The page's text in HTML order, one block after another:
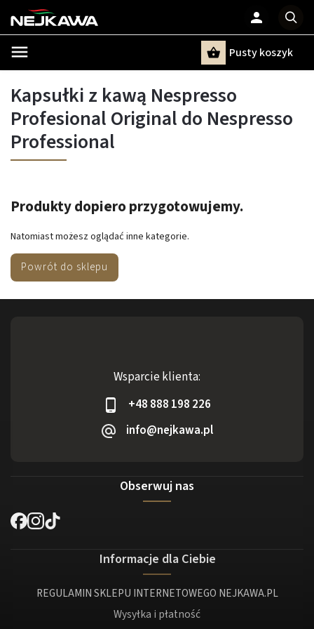
Pusty koszyk
Kapsułki z kawą Nespresso
Profesional Original do Nespresso
Professional
Produkty dopiero przygotowujemy.
Natomiast możesz oglądać inne kategorie.
Powrót do sklepu
Wsparcie klienta:
+48 888 198 226
info@nejkawa.pl
Obserwuj nas
Informacje dla Ciebie
REGULAMIN SKLEPU INTERNETOWEGO NEJKAWA.PL
Wysyłka i płatność